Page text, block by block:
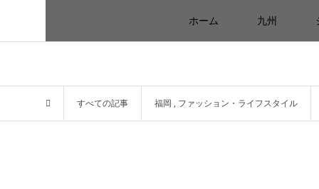
ホーム 九州
すべての記事 福岡 , ファッション・ライフスタイル